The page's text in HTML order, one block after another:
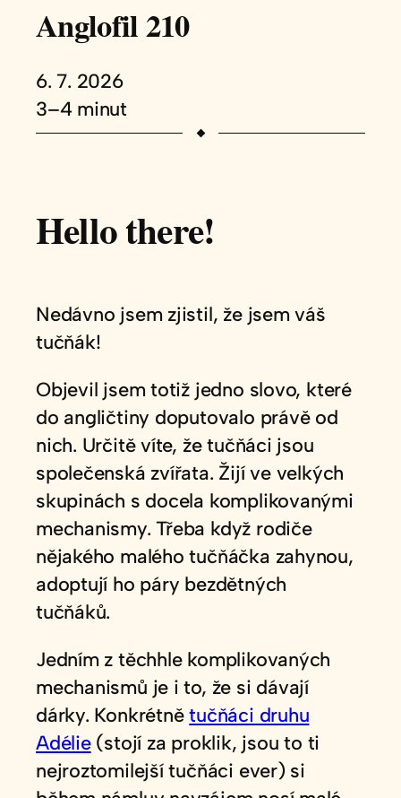
Anglofil 210
6. 7. 2026
3–4 minut
Hello there!
Nedávno jsem zjistil, že jsem váš
tučňák!
Objevil jsem totiž jedno slovo, které
do angličtiny doputovalo právě od
nich. Určitě víte, že tučňáci jsou
společenská zvířata. Žijí ve velkých
skupinách s docela komplikovanými
mechanismy. Třeba když rodiče
nějakého malého tučňáčka zahynou,
adoptují ho páry bezdětných
tučňáků.
Jedním z těchhle komplikovaných
mechanismů je i to, že si dávají
dárky. Konkrétnětučňáci druhu
Adélie(stojí za proklik, jsou to ti
nejroztomilejší tučňáci ever) si